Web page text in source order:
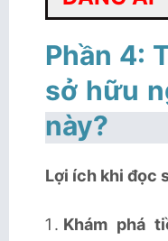
Phần 4:
sở hữu
này?
Lợi ích khi đọc
Khám phá